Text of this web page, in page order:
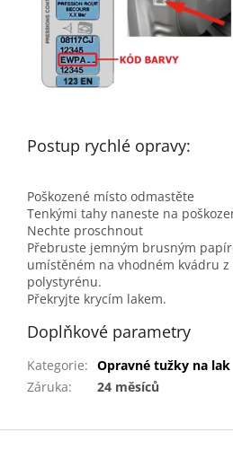
Postup rychlé opravy:
Poškozené místo odmastěte
Tenkými tahy naneste na
Nechte proschnout
Přebruste jemným brusným
umístěném na vhodném kvádru
polystyrénu.
Překryjte krycím lakem.
Doplňkové parametry
Kategorie: Opravné tužky na lak
Záruka: 24 měsíců
Z